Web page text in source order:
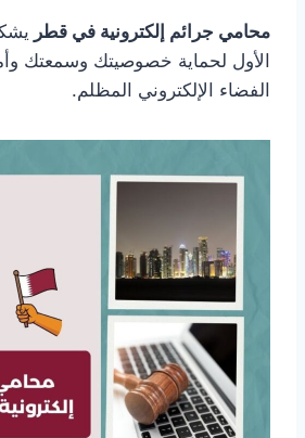
محامي جرائم إلكترونية في قطر
الأول لحماية خصوصيتك وسمعتك
الفضاء الإلكتروني المظلم.